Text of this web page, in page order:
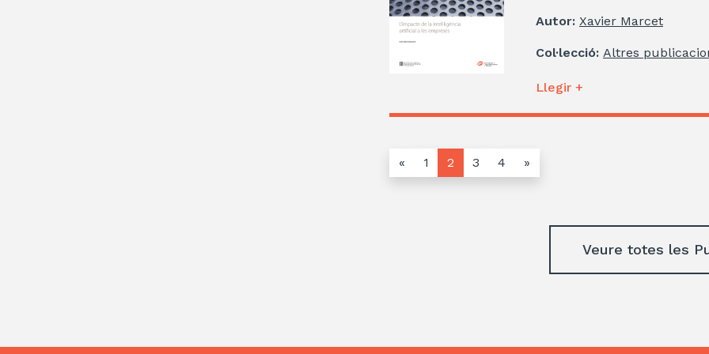
Autor: Xavier Marcet
Col·lecció: Altres
Llegir +
« 1 2 3 4 »
Veure totes les